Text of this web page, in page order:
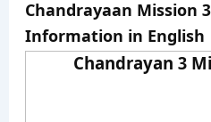
Chandrayaan Mission
Information in English
Chandrayan 3